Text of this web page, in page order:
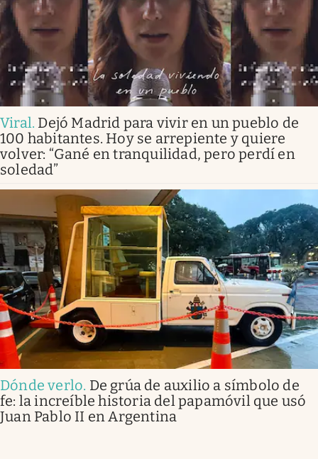
Viral. Dejó Madrid para vivir en un pueblo de
100 habitantes. Hoy se arrepiente y quiere
volver: “Gané en tranquilidad, pero perdí en
soledad”
Dónde verlo. De grúa de auxilio a símbolo de
fe: la increíble historia del papamóvil que usó
Juan Pablo II en Argentina